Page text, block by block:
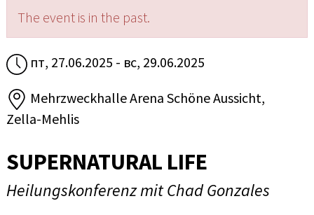
The event is in the past.
пт, 27.06.2025 - вс, 29.06.2025
Mehrzweckhalle Arena Schöne Aussicht,
Zella-Mehlis
SUPERNATURAL LIFE
Heilungskonferenz mit Chad Gonzales